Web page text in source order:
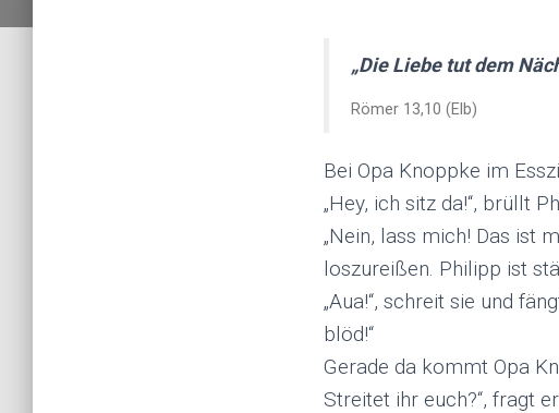
„Die Liebe tut dem
Römer 13,10 (Elb)
Bei Opa Knoppke im
„Hey, ich sitz da!“, brüllt
„Nein, lass mich! Das ist
loszureißen. Philipp ist
„Aua!“, schreit sie und
blöd!“
Gerade da kommt Opa
Streitet ihr euch?“, fragt